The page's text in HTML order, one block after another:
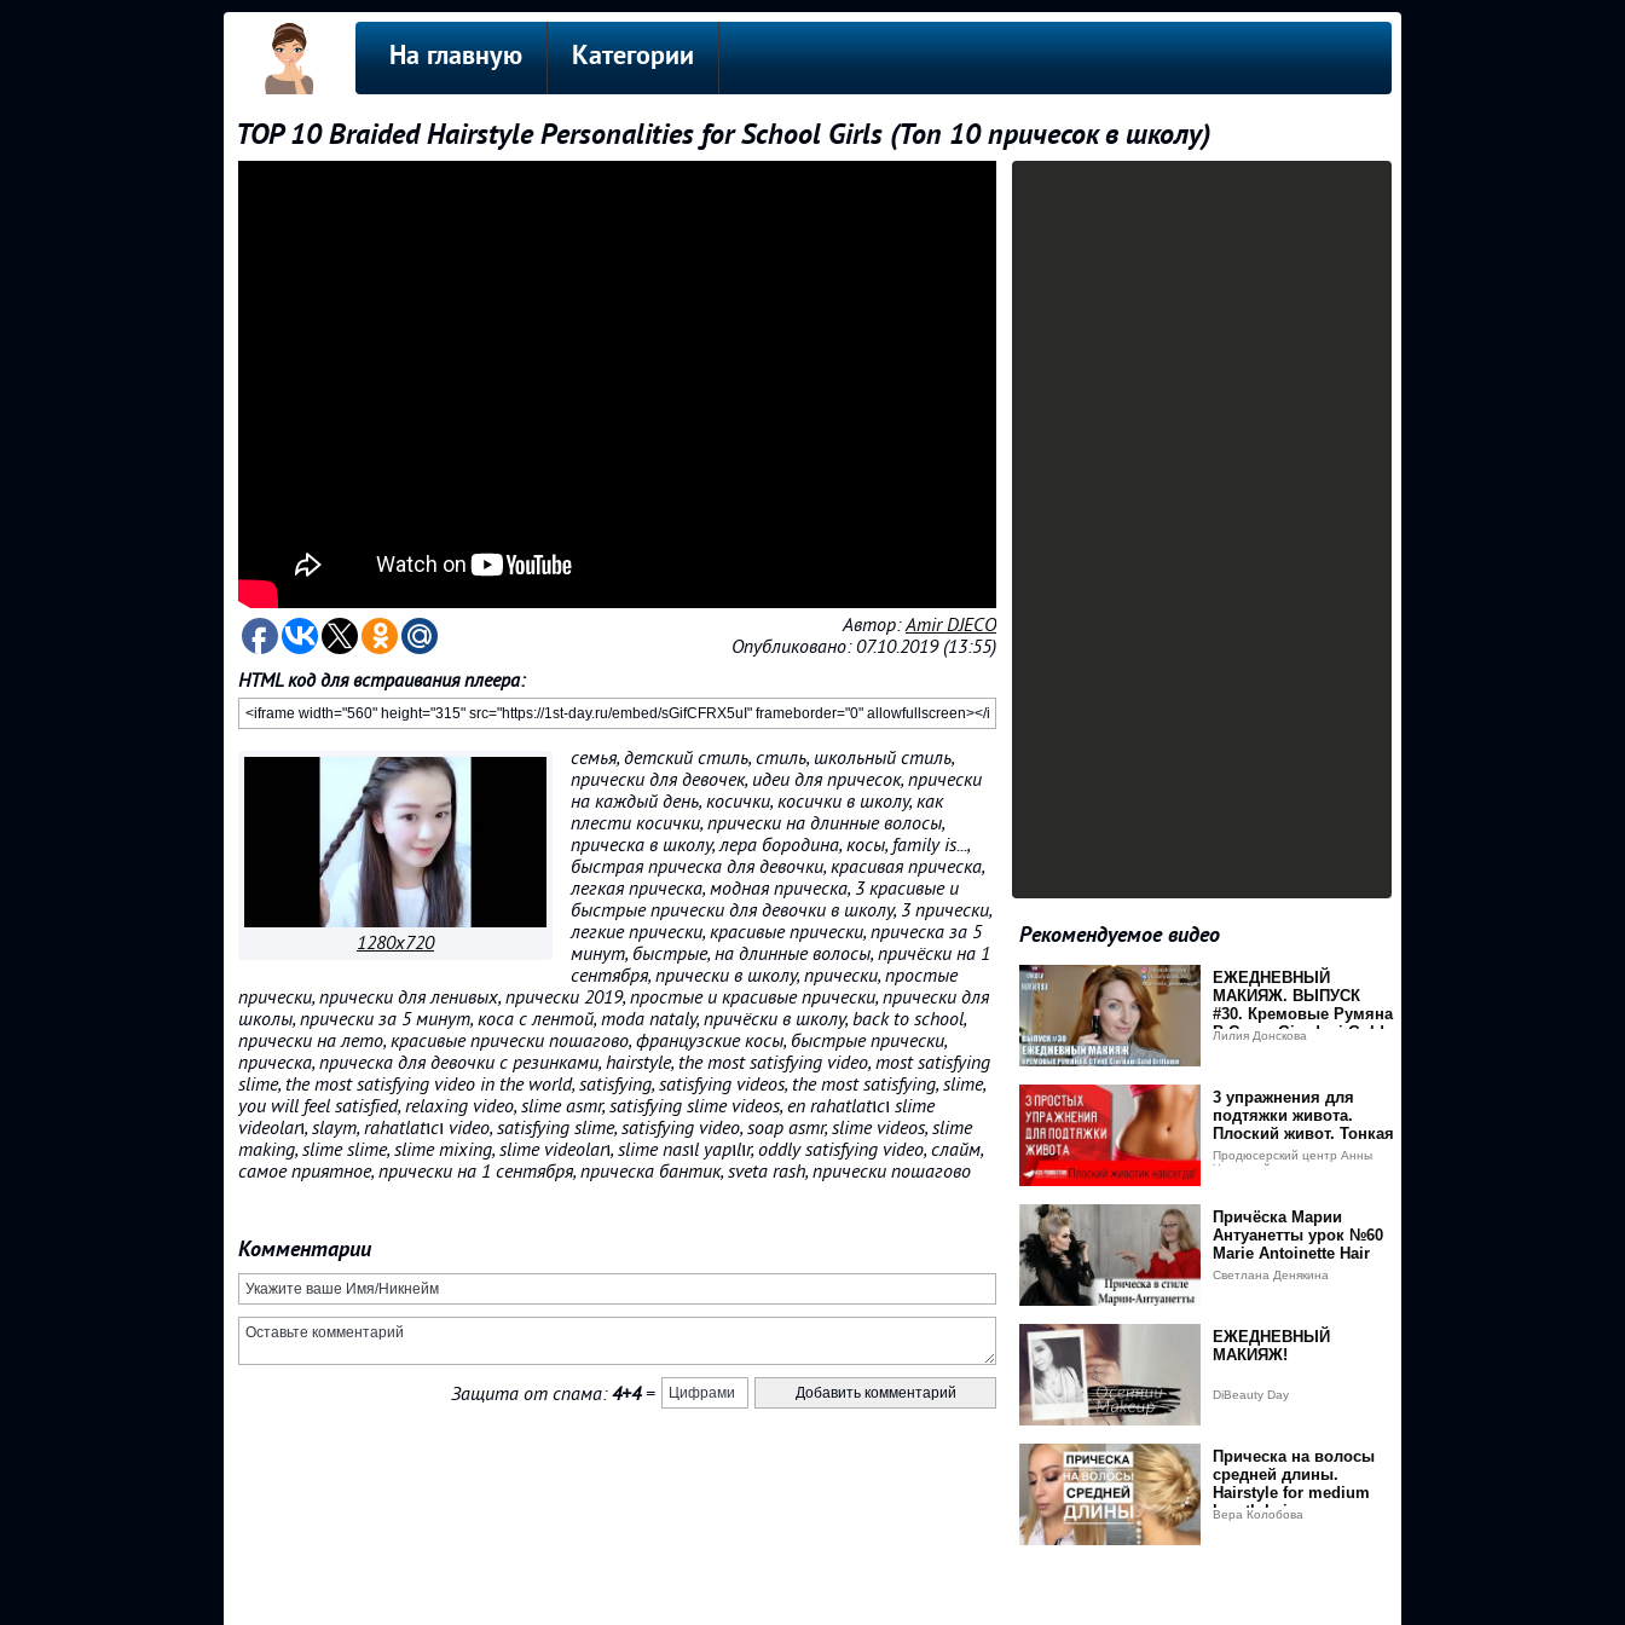
На главную Категории
TOP 10 Braided Hairstyle Personalities for School Girls (Топ 10 причесок в школу)
Автор:Amir DJECO
Опубликовано: 07.10.2019 (13:55)
HTML код для встраивания плеера:
1280x720
семья, детский стиль, стиль, школьный стиль,
прически для девочек, идеи для причесок, прически
на каждый день, косички, косички в школу, как
плести косички, прически на длинные волосы,
прическа в школу, лера бородина, косы, family is...,
быстрая прическа для девочки, красивая прическа,
легкая прическа, модная прическа, 3 красивые и
быстрые прически для девочки в школу, 3 прически,
легкие прически, красивые прически, прическа за 5
минут, быстрые, на длинные волосы, причёски на 1
сентября, прически в школу, прически, простые
прически, прически для ленивых, прически 2019, простые и красивые прически, прически для
школы, прически за 5 минут, коса с лентой, moda nataly, причёски в школу, back to school,
прически на лето, красивые прически пошагово, французские косы, быстрые прически,
прическа, прическа для девочки с резинками, hairstyle, the most satisfying video, most satisfying
slime, the most satisfying video in the world, satisfying, satisfying videos, the most satisfying, slime,
you will feel satisfied, relaxing video, slime asmr, satisfying slime videos, en rahatlatıcı slime
videoları, slaym, rahatlatıcı video, satisfying slime, satisfying video, soap asmr, slime videos, slime
making, slime slime, slime mixing, slime videoları, slime nasıl yapılır, oddly satisfying video, слайм,
самое приятное, прически на 1 сентября, прическа бантик, sveta rash, прически пошагово
Комментарии
Защита от спама:4+4=
Рекомендуемое видео
ЕЖЕДНЕВНЫЙ
МАКИЯЖ. ВЫПУСК
#30. Кремовые Румяна
В Стике Giordani Gold
Лилия Донскова
3 упражнения для
подтяжки живота.
Плоский живот. Тонкая
талия
Продюсерский центр Анны
Черновой
Причёска Марии
Антуанетты урок №60
Marie Antoinette Hair
Светлана Денякина
ЕЖЕДНЕВНЫЙ
МАКИЯЖ!
DiBeauty Day
Прическа на волосы
средней длины.
Hairstyle for medium
length hair
Вера Колобова